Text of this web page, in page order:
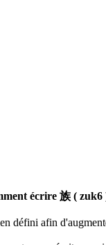
écrire 族 ( zuk6
défini afin